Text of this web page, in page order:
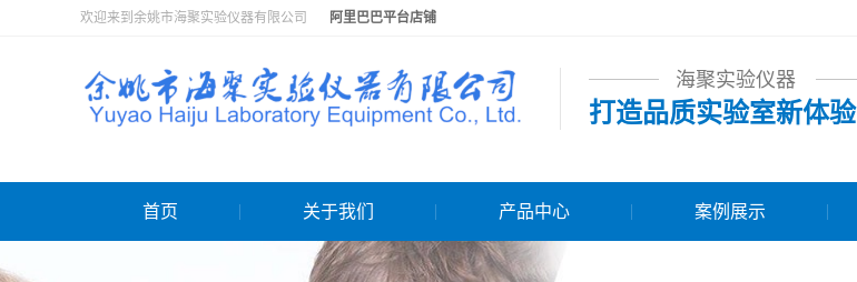
欢迎来到余姚市海聚实验仪器有限公司 阿里巴巴平台店铺
海聚实验仪器
打造品质实验室新体验
首页 关于我们 产品中心 案例展示